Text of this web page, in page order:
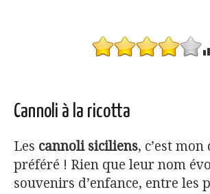
Cannoli à la ricotta
Les cannoli siciliens, c’est mon
préféré ! Rien que leur nom
souvenirs d’enfance, entre les